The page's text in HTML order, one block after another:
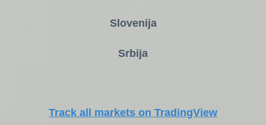
Slovenija
Srbija
Track all markets on TradingView